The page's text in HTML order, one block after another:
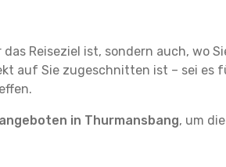
Reiseziel ist, sondern auch, wo
auf Sie zugeschnitten ist – sei es
in Thurmansbang, um